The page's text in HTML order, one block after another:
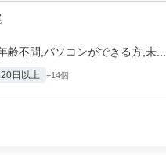
不問,パソコンができる方,未...
日以上 +14個